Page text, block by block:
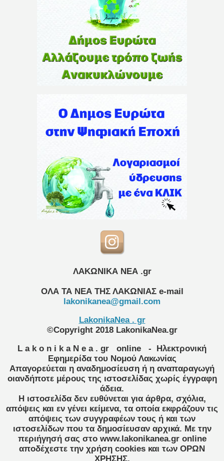
ΛΑΚΩΝΙΚΑ ΝΕΑ .gr
ΟΛΑ ΤΑ ΝΕΑ ΤΗΣ ΛΑΚΩΝΙΑΣ e-mail
lakonikanea@gmail.com
LakonikaNea . gr
©Copyright 2018 LakonikaNea.gr
L a k o n i k a N e a . gr
online
- Ηλεκτρονική
Εφημερίδα του Νομού Λακωνίας
Απαγορεύεται η αναδημοσίευση ή η αναπαραγωγή
οιανδήποτε μέρους της ιστοσελίδας χωρίς έγγραφη
άδεια.
Η ιστοσελίδα δεν ευθύνεται για άρθρα, σχόλια,
απόψεις και εν γένει κείμενα, τα οποία εκφράζουν τις
απόψεις των συγγραφέων τους ή και των
ιστοσελίδων που τα δημοσίευσαν αρχικά. Με την
περιήγησή σας στο www.lakonikanea.gr online
αποδέχεστε την χρήση cookies και των ΟΡΩΝ
ΧΡΗΣΗΣ.